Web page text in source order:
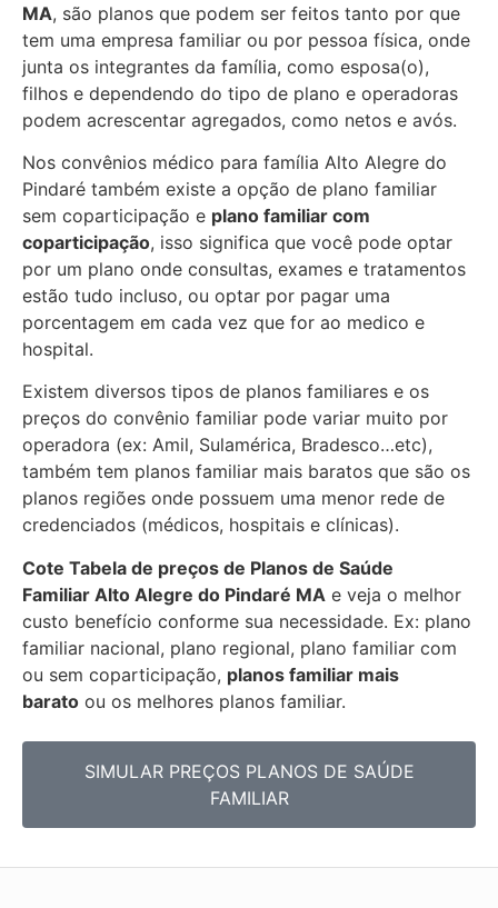
MA, são planos que podem ser feitos tanto por que
tem uma empresa familiar ou por pessoa física, onde
junta os integrantes da família, como esposa(o),
filhos e dependendo do tipo de plano e operadoras
podem acrescentar agregados, como netos e avós.
Nos convênios médico para família Alto Alegre do
Pindaré também existe a opção de plano familiar
sem coparticipação e plano familiar com
coparticipação, isso significa que você pode optar
por um plano onde consultas, exames e tratamentos
estão tudo incluso, ou optar por pagar uma
porcentagem em cada vez que for ao medico e
hospital.
Existem diversos tipos de planos familiares e os
preços do convênio familiar pode variar muito por
operadora (ex: Amil, Sulamérica, Bradesco…etc),
também tem planos familiar mais baratos que são os
planos regiões onde possuem uma menor rede de
credenciados (médicos, hospitais e clínicas).
Cote Tabela de preços de Planos de Saúde
Familiar Alto Alegre do Pindaré MA e veja o melhor
custo benefício conforme sua necessidade. Ex: plano
familiar nacional, plano regional, plano familiar com
ou sem coparticipação, planos familiar mais
barato ou os melhores planos familiar.
SIMULAR PREÇOS PLANOS DE SAÚDE
FAMILIAR